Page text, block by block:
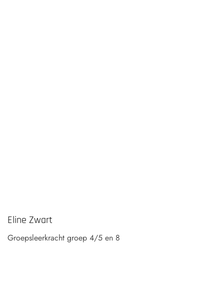
Eline Zwart
Groepsleerkracht groep 4/5 en 8